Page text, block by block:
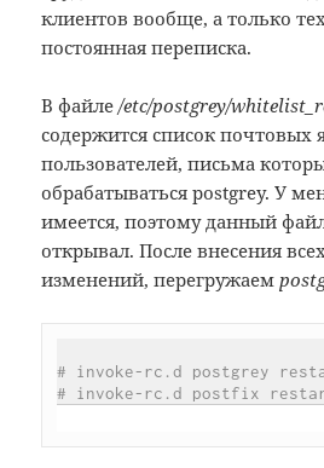
клиентов вообще, а только
постоянная переписка.
В файле/etc/postgrey/
содержится список
пользователей, письма
обрабатываться postgrey. У
имеется, поэтому данный
открывал. После внесения
изменений, перегружаем
# invoke-rc.d postgrey
# invoke-rc.d postfix